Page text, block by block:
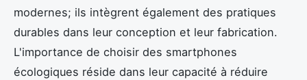
modernes; ils intègrent également des pratiques
durables dans leur conception et leur fabrication.
L'importance de choisir des smartphones
écologiques réside dans leur capacité à réduire